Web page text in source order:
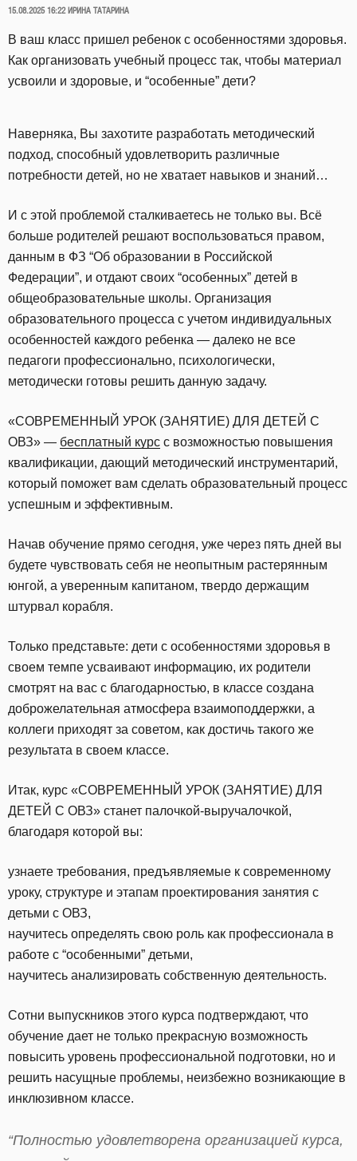
ОПУБЛИКОВАНО
15.08.2025 16:22 ИРИНА ТАТАРИНА
В ваш класс пришел ребенок с особенностями здоровья.
Как организовать учебный процесс так, чтобы материал
усвоили и здоровые, и “особенные” дети?
Наверняка, Вы захотите разработать методический
подход, способный удовлетворить различные
потребности детей, но не хватает навыков и знаний…
И с этой проблемой сталкиваетесь не только вы. Всё
больше родителей решают воспользоваться правом,
данным в ФЗ “Об образовании в Российской
Федерации”, и отдают своих “особенных” детей в
общеобразовательные школы. Организация
образовательного процесса с учетом индивидуальных
особенностей каждого ребенка — далеко не все
педагоги профессионально, психологически,
методически готовы решить данную задачу.
«СОВРЕМЕННЫЙ УРОК (ЗАНЯТИЕ) ДЛЯ ДЕТЕЙ С
ОВЗ» — бесплатный курс с возможностью повышения
квалификации, дающий методический инструментарий,
который поможет вам сделать образовательный процесс
успешным и эффективным.
Начав обучение прямо сегодня, уже через пять дней вы
будете чувствовать себя не неопытным растерянным
юнгой, а уверенным капитаном, твердо держащим
штурвал корабля.
Только представьте: дети с особенностями здоровья в
своем темпе усваивают информацию, их родители
смотрят на вас с благодарностью, в классе создана
доброжелательная атмосфера взаимоподдержки, а
коллеги приходят за советом, как достичь такого же
результата в своем классе.
Итак, курс «СОВРЕМЕННЫЙ УРОК (ЗАНЯТИЕ) ДЛЯ
ДЕТЕЙ С ОВЗ» станет палочкой-выручалочкой,
благодаря которой вы:
узнаете требования, предъявляемые к современному
уроку, структуре и этапам проектирования занятия с
детьми с ОВЗ,
научитесь определять свою роль как профессионала в
работе с “особенными” детьми,
научитесь анализировать собственную деятельность.
Сотни выпускников этого курса подтверждают, что
обучение дает не только прекрасную возможность
повысить уровень профессиональной подготовки, но и
решить насущные проблемы, неизбежно возникающие в
инклюзивном классе.
“Полностью удовлетворена организацией курса,